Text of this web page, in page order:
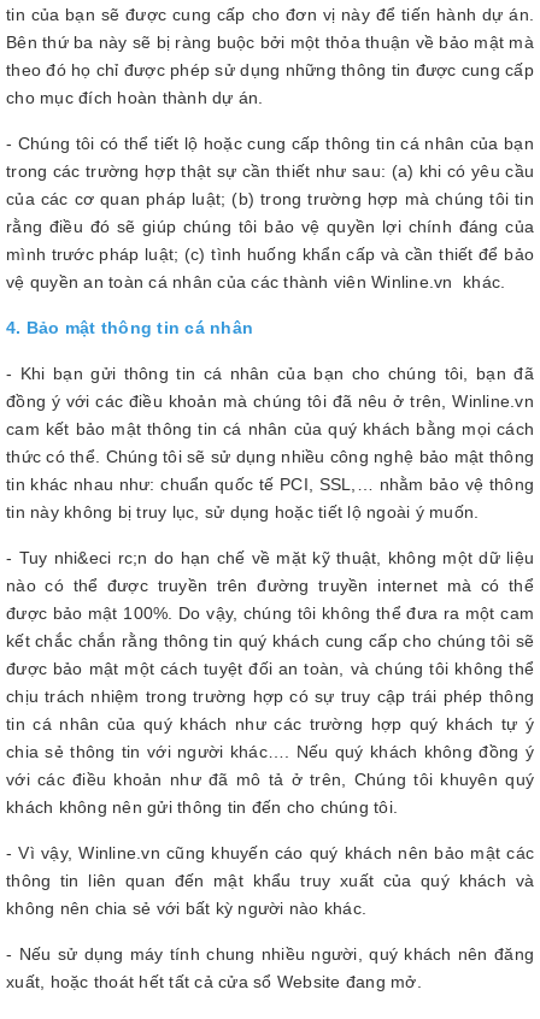
tin của bạn sẽ được cung cấp cho đơn vị này để tiến hành dự án.
Bên thứ ba này sẽ bị ràng buộc bởi một thỏa thuận về bảo mật mà
theo đó họ chỉ được phép sử dụng những thông tin được cung cấp
cho mục đích hoàn thành dự án.
- Chúng tôi có thể tiết lộ hoặc cung cấp thông tin cá nhân của bạn
trong các trường hợp thật sự cần thiết như sau: (a) khi có yêu cầu
của các cơ quan pháp luật; (b) trong trường hợp mà chúng tôi tin
rằng điều đó sẽ giúp chúng tôi bảo vệ quyền lợi chính đáng của
mình trước pháp luật; (c) tình huống khẩn cấp và cần thiết để bảo
vệ quyền an toàn cá nhân của các thành viên Winline.vn khác.
4. Bảo mật thông tin cá nhân
- Khi bạn gửi thông tin cá nhân của bạn cho chúng tôi, bạn đã
đồng ý với các điều khoản mà chúng tôi đã nêu ở trên, Winline.vn
cam kết bảo mật thông tin cá nhân của quý khách bằng mọi cách
thức có thể. Chúng tôi sẽ sử dụng nhiều công nghệ bảo mật thông
tin khác nhau như: chuẩn quốc tế PCI, SSL,… nhằm bảo vệ thông
tin này không bị truy lục, sử dụng hoặc tiết lộ ngoài ý muốn.
- Tuy nhi&eci rc;n do hạn chế về mặt kỹ thuật, không một dữ liệu
nào có thể được truyền trên đường truyền internet mà có thể
được bảo mật 100%. Do vậy, chúng tôi không thể đưa ra một cam
kết chắc chắn rằng thông tin quý khách cung cấp cho chúng tôi sẽ
được bảo mật một cách tuyệt đối an toàn, và chúng tôi không thể
chịu trách nhiệm trong trường hợp có sự truy cập trái phép thông
tin cá nhân của quý khách như các trường hợp quý khách tự ý
chia sẻ thông tin với người khác…. Nếu quý khách không đồng ý
với các điều khoản như đã mô tả ở trên, Chúng tôi khuyên quý
khách không nên gửi thông tin đến cho chúng tôi.
- Vì vậy, Winline.vn cũng khuyến cáo quý khách nên bảo mật các
thông tin liên quan đến mật khẩu truy xuất của quý khách và
không nên chia sẻ với bất kỳ người nào khác.
- Nếu sử dụng máy tính chung nhiều người, quý khách nên đăng
xuất, hoặc thoát hết tất cả cửa sổ Website đang mở.